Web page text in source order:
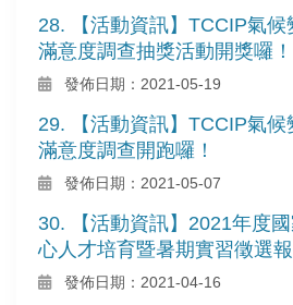
28. 【活動資訊】TCCIP氣候
滿意度調查抽獎活動開獎囉！
發佈日期：2021-05-19
29. 【活動資訊】TCCIP氣候
滿意度調查開跑囉！
發佈日期：2021-05-07
30. 【活動資訊】2021年度
心人才培育暨暑期實習徵選
發佈日期：2021-04-16